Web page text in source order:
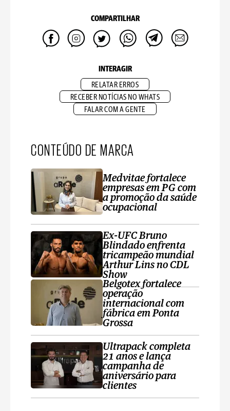
COMPARTILHAR
INTERAGIR
RELATAR ERROS
RECEBER NOTÍCIAS NO WHATS
FALAR COM A GENTE
CONTEÚDO DE MARCA
Medvitae fortalece
empresas em PG com
a promoção da saúde
ocupacional
Ex-UFC Bruno
Blindado enfrenta
tricampeão mundial
Arthur Lins no CDL
Show
Belgotex fortalece
operação
internacional com
fábrica em Ponta
Grossa
Ultrapack completa
21 anos e lança
campanha de
aniversário para
clientes